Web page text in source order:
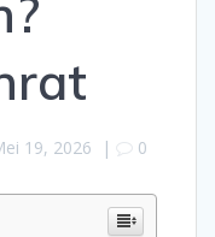
19, 2026 | 0